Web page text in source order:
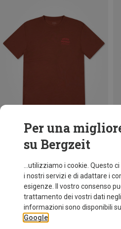
Risparmi 37%
Per una
su Bergzeit
...utilizziamo i cookie. Questo
i nostri servizi e di adattare i
esigenze. Il vostro consenso
trattamento dei vostri dati
informazioni sono disponibili
Google